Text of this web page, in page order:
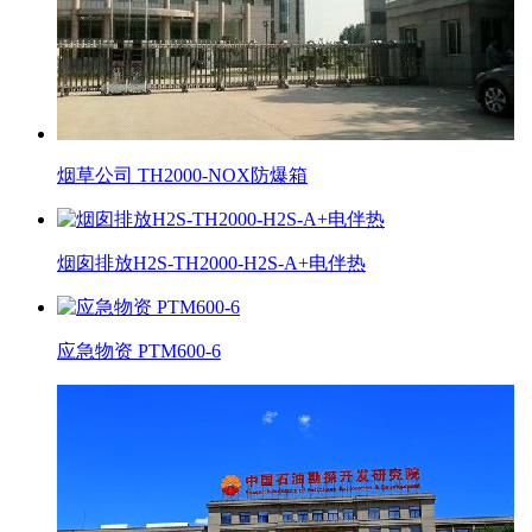
烟草公司 TH2000-NOX防爆箱
烟囱排放H2S-TH2000-H2S-A+电伴热
应急物资 PTM600-6